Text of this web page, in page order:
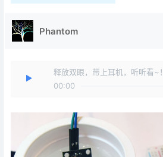
Phantom
释放双眼，带上耳机，听听看~！
00:00